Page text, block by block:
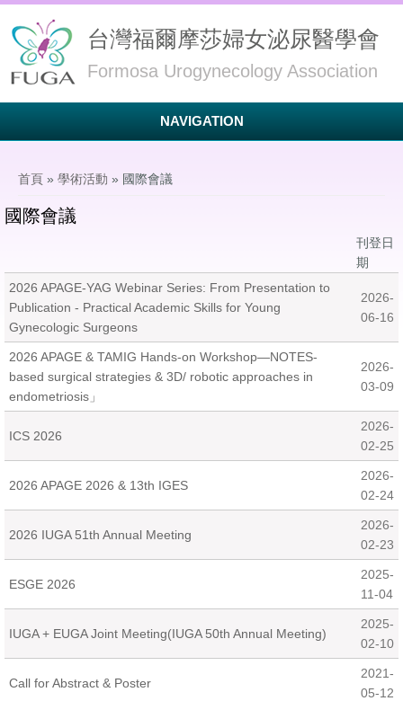
台灣福爾摩莎婦女泌尿醫學會
Formosa Urogynecology Association
NAVIGATION
首頁 » 學術活動 » 國際會議
國際會議
刊登日
期
2026 APAGE-YAG Webinar Series: From Presentation to
Publication - Practical Academic Skills for Young
Gynecologic Surgeons
2026-
06-16
2026 APAGE & TAMIG Hands-on Workshop—NOTES-
based surgical strategies & 3D/ robotic approaches in
endometriosis」
2026-
03-09
ICS 2026
2026-
02-25
2026 APAGE 2026 & 13th IGES
2026-
02-24
2026 IUGA 51th Annual Meeting
2026-
02-23
ESGE 2026
2025-
11-04
IUGA + EUGA Joint Meeting(IUGA 50th Annual Meeting)
2025-
02-10
Call for Abstract & Poster
2021-
05-12